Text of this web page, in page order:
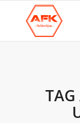
TAG